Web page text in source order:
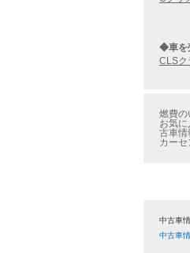
◆車を
CLSク
燃費の
お気
古車情
カーセ
中古車
中古車